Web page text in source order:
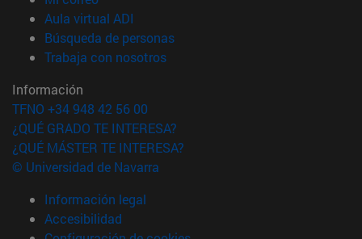
Aula virtual ADI
Búsqueda de personas(abre en nueva ventana)
Trabaja con nosotros(abre en nueva ventana)
Información
TFNO +34 948 42 56 00
¿QUÉ GRADO TE INTERESA?
¿QUÉ MÁSTER TE INTERESA?
© Universidad de Navarra
Información legal
Accesibilidad